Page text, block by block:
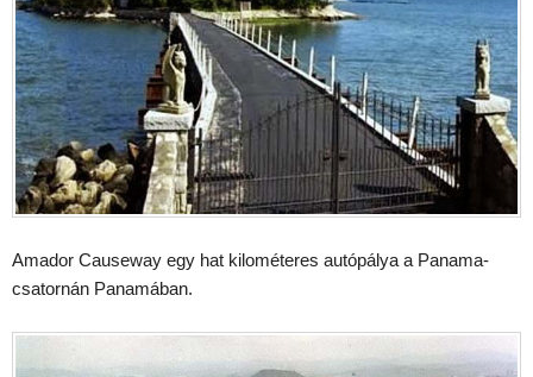
Amador Causeway egy hat kilométeres autópálya a Panama-
csatornán Panamában.